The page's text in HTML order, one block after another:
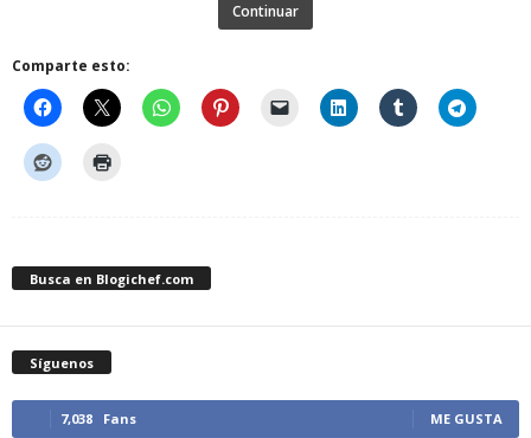
Continuar
Comparte esto:
Busca en Blogichef.com
Síguenos
7,038 Fans ME GUSTA